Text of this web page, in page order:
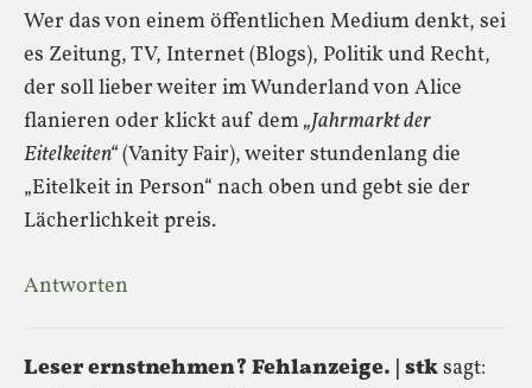
Wer das von einem öffentlichen Medium denkt, sei
es Zeitung, TV, Internet (Blogs), Politik und Recht,
der soll lieber weiter im Wunderland von Alice
flanieren oder klickt auf dem„Jahrmarkt der
Eitelkeiten“(Vanity Fair), weiter stundenlang die
„Eitelkeit in Person“ nach oben und gebt sie der
Lächerlichkeit preis.
Antworten
Leser ernstnehmen? Fehlanzeige. | stksagt: